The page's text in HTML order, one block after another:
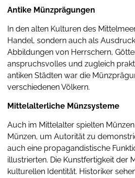
Antike Münzprägungen
In den alten Kulturen des
Handel, sondern auch als
Abbildungen von Herrschern,
anspruchsvolles und zugleich
antiken Städten war die
verschiedenen Völkern.
Mittelalterliche Münzsysteme
Auch im Mittelalter spielten
Münzen, um Autorität zu
auch eine propagandistische
illustrierten. Die Kunstfertigkeit der
kulturellen Identität. Historiker